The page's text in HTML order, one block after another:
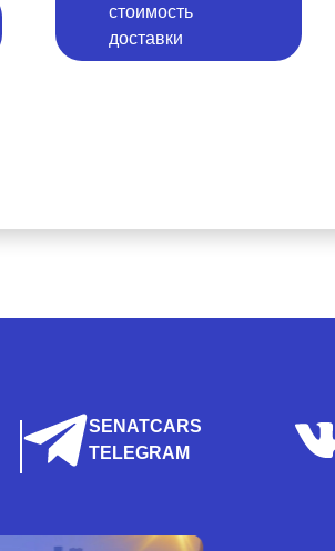
стоимость
доставки
SENATCARS
TELEGRAM